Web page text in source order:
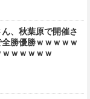
、秋葉原で開催さ
勝優勝ｗｗｗｗｗ
ｗｗｗｗｗ